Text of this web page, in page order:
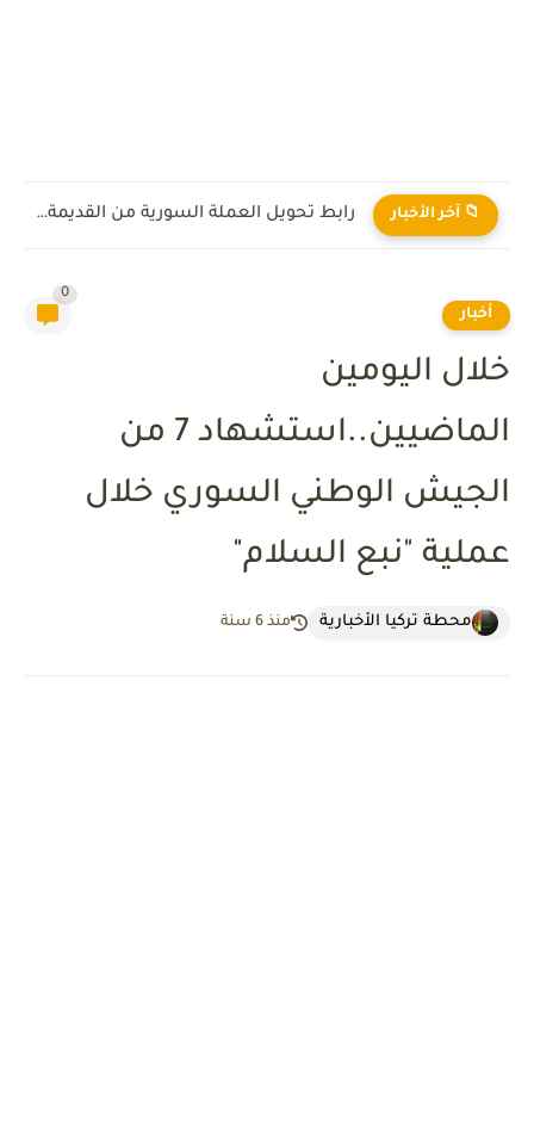
📁 آخر الأخبار رابط تحويل العملة السورية من القديمة إلى الجديدة 2026
أخبار
0
خلال اليومين
الماضيين..استشهاد 7 من
الجيش الوطني السوري خلال
عملية "نبع السلام"
محطة تركيا الأخبارية منذ 6 سنة